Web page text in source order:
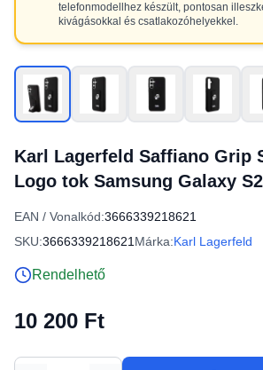
telefonmodellhez készült, pontosan
kivágásokkal és csatlakozóhelyekkel.
Karl Lagerfeld Saffiano Grip
Logo tok Samsung Galaxy
EAN / Vonalkód:3666339218621
SKU:3666339218621 Márka:Karl Lagerfeld
Rendelhető
10 200 Ft